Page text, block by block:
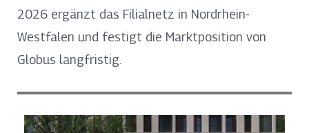
2026 ergänzt das Filialnetz in Nordrhein-
Westfalen und festigt die Marktposition von
Globus langfristig.